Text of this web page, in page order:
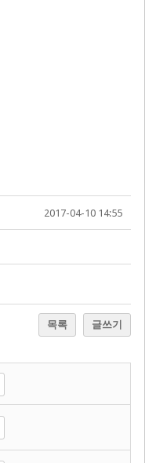
2017-04-10 14:55
목록 글쓰기